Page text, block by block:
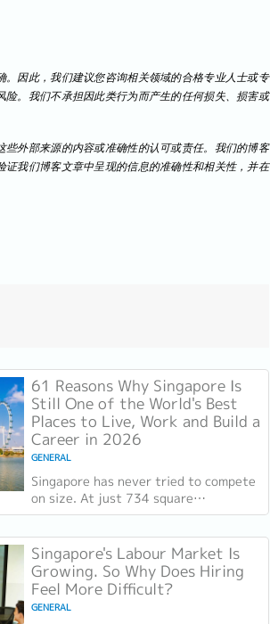
因此，我们建议您咨询相关领域的合格专业人士或专
。我们不承担因此类行为而产生的任何损失、损害或
外部来源的内容或准确性的认可或责任。我们的博客
我们博客文章中呈现的信息的准确性和相关性，并在
61 Reasons Why Singapore Is
Still One of the World's Best
Places to Live, Work and Build a
Career in 2026
GENERAL
Singapore has never tried to compete
on size. At just 734 square
kilometres, smaller than New York
City, it competes on capability
instead....
Singapore's Labour Market Is
Growing. So Why Does Hiring
Feel More Difficult?
GENERAL